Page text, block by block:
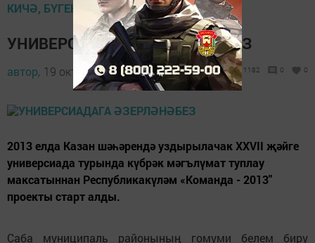
КИЧӘ, БҮГЕН, ИРТӘГӘ
УНИВЕРСИАДАГА ӘЗЕРЛӘНӘБЕЗ
автор, 19 октябрь 2012 - 09:07 1182 0 0
2013 елда Казан шәһәрендә уздырылачак XXVII җәйге
универсиада турында күбрәк мәгълүмат туплау
максатыннан Республикакүләм «Команда - 2013"
проекты старт алды.
Саба муниципаль районының гомуми белем бирү